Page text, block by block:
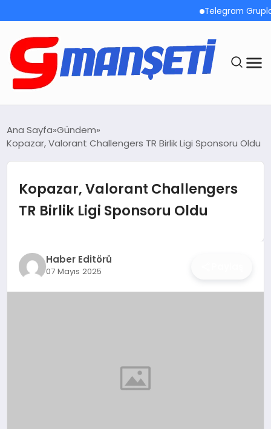
Telegram Grupları
DEMOLAR
MEGA MENÜ
TEKNOLOJI
İŞ DÜNYASI
Ana Sayfa Gündem
Kopazar, Valorant Challengers TR Birlik Ligi Sponsoru Oldu
Kopazar, Valorant Challengers
TR Birlik Ligi Sponsoru Oldu
Haber Editörü
07 Mayıs 2025